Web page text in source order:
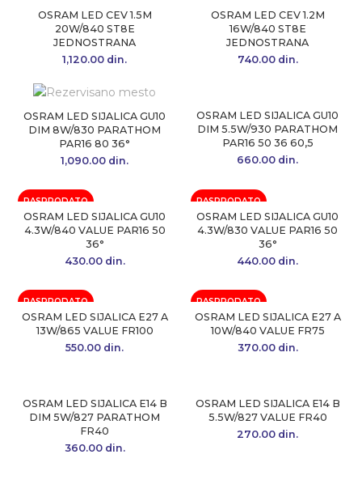
OSRAM LED CEV 1.5M
20W/840 ST8E
JEDNOSTRANA
1,120.00 din.
OSRAM LED CEV 1.2M
16W/840 ST8E
JEDNOSTRANA
740.00 din.
OSRAM LED SIJALICA GU10
DIM 8W/830 PARATHOM
PAR16 80 36°
1,090.00 din.
OSRAM LED SIJALICA GU10
DIM 5.5W/930 PARATHOM
PAR16 50 36 60,5
660.00 din.
RASPRODATO
OSRAM LED SIJALICA GU10
4.3W/840 VALUE PAR16 50
36°
430.00 din.
RASPRODATO
OSRAM LED SIJALICA GU10
4.3W/830 VALUE PAR16 50
36°
440.00 din.
RASPRODATO
OSRAM LED SIJALICA E27 A
13W/865 VALUE FR100
550.00 din.
RASPRODATO
OSRAM LED SIJALICA E27 A
10W/840 VALUE FR75
370.00 din.
OSRAM LED SIJALICA E14 B
DIM 5W/827 PARATHOM
FR40
360.00 din.
OSRAM LED SIJALICA E14 B
5.5W/827 VALUE FR40
270.00 din.